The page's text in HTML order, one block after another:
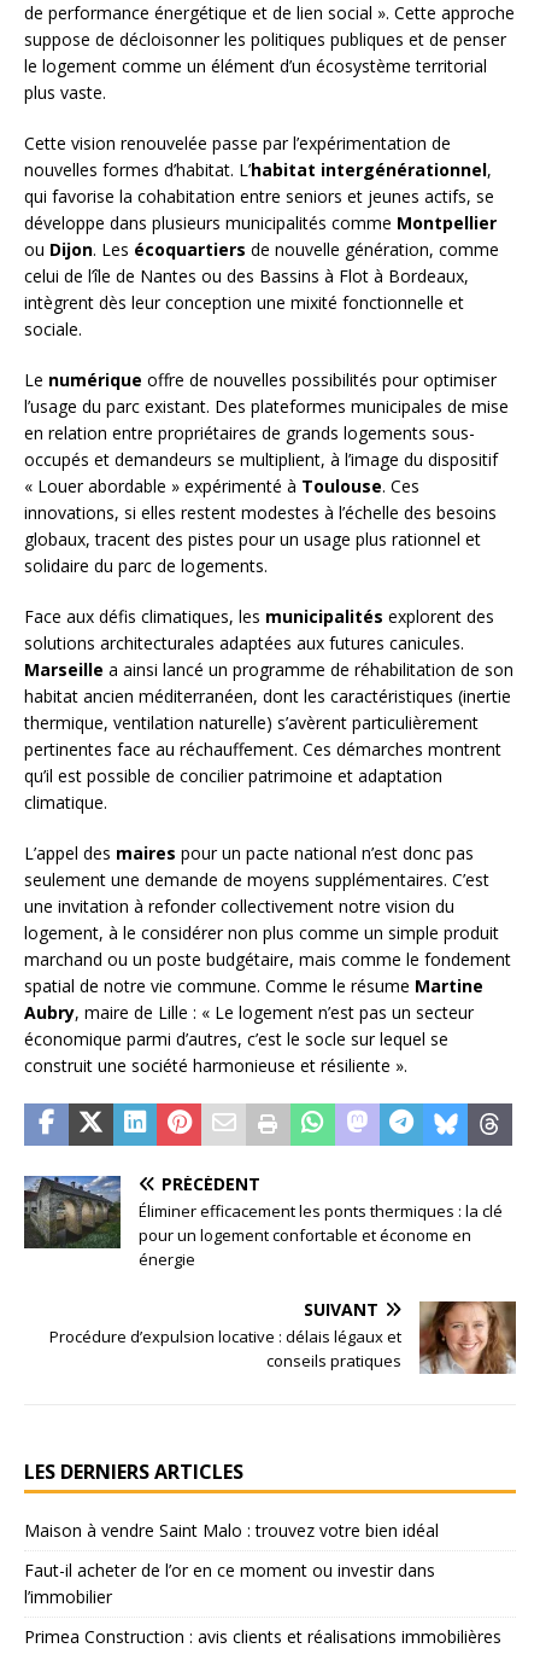
de performance énergétique et de lien social ». Cette approche
suppose de décloisonner les politiques publiques et de penser
le logement comme un élément d’un écosystème territorial
plus vaste.
Cette vision renouvelée passe par l’expérimentation de
nouvelles formes d’habitat. L’habitat intergénérationnel,
qui favorise la cohabitation entre seniors et jeunes actifs, se
développe dans plusieurs municipalités comme Montpellier
ou Dijon. Les écoquartiers de nouvelle génération, comme
celui de l’île de Nantes ou des Bassins à Flot à Bordeaux,
intègrent dès leur conception une mixité fonctionnelle et
sociale.
Le numérique offre de nouvelles possibilités pour optimiser
l’usage du parc existant. Des plateformes municipales de mise
en relation entre propriétaires de grands logements sous-
occupés et demandeurs se multiplient, à l’image du dispositif
« Louer abordable » expérimenté à Toulouse. Ces
innovations, si elles restent modestes à l’échelle des besoins
globaux, tracent des pistes pour un usage plus rationnel et
solidaire du parc de logements.
Face aux défis climatiques, les municipalités explorent des
solutions architecturales adaptées aux futures canicules.
Marseille a ainsi lancé un programme de réhabilitation de son
habitat ancien méditerranéen, dont les caractéristiques (inertie
thermique, ventilation naturelle) s’avèrent particulièrement
pertinentes face au réchauffement. Ces démarches montrent
qu’il est possible de concilier patrimoine et adaptation
climatique.
L’appel des maires pour un pacte national n’est donc pas
seulement une demande de moyens supplémentaires. C’est
une invitation à refonder collectivement notre vision du
logement, à le considérer non plus comme un simple produit
marchand ou un poste budgétaire, mais comme le fondement
spatial de notre vie commune. Comme le résume Martine
Aubry, maire de Lille : « Le logement n’est pas un secteur
économique parmi d’autres, c’est le socle sur lequel se
construit une société harmonieuse et résiliente ».
PRÉCÉDENT
Éliminer efficacement les ponts thermiques : la clé
pour un logement confortable et économe en
énergie
SUIVANT
Procédure d’expulsion locative : délais légaux et
conseils pratiques
LES DERNIERS ARTICLES
Maison à vendre Saint Malo : trouvez votre bien idéal
Faut-il acheter de l’or en ce moment ou investir dans
l’immobilier
Primea Construction : avis clients et réalisations immobilières